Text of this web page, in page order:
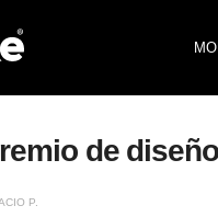
de
P.